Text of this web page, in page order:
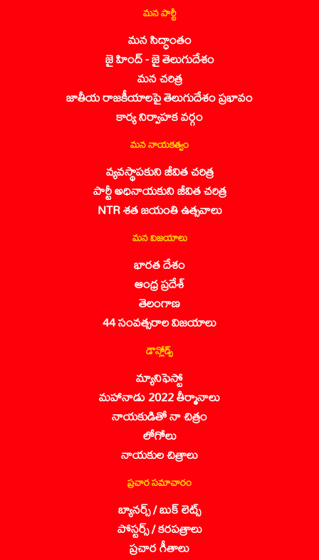
మన పార్టీ
మన సిద్ధాంతం
జై హింద్ - జై తెలుగుదేశం
మన చరిత్ర
జాతీయ రాజకీయాలపై తెలుగుదేశం ప్రభావం
కార్య నిర్వాహక వర్గం
మన నాయకత్వం
వ్యవస్థాపకుని జీవిత చరిత్ర
పార్టీ అధినాయకుని జీవిత చరిత్ర
NTR శత జయంతి ఉత్సవాలు
మన విజయాలు
భారత దేశం
ఆంధ్ర ప్రదేశ్
తెలంగాణ
44 సంవత్సరాల విజయాలు
డౌన్లోడ్స్
మ్యానిఫెస్టో
మహానాడు 2022 తీర్మానాలు
నాయకుడితో నా చిత్రం
లోగోలు
నాయకుల చిత్రాలు
ప్రచార సమాచారం
బ్యానర్స్ / బుక్ లెట్స్
పోస్టర్స్ / కరపత్రాలు
ప్రచార గీతాలు